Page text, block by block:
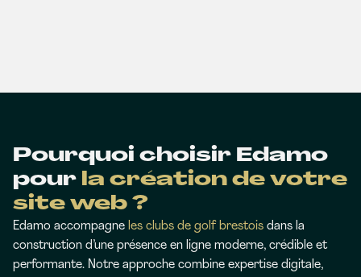
Pourquoi choisir Edamo
pour la création de votre
site web ?
Edamo accompagne les clubs de golf brestois dans la
construction d’une présence en ligne moderne, crédible et
performante. Notre approche combine expertise digitale,